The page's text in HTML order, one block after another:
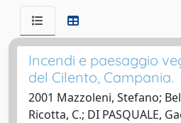
Incendi e paesaggio
del Cilento, Campania.
2001 Mazzoleni, Stefano;
Ricotta, C.; DI PASQUALE,